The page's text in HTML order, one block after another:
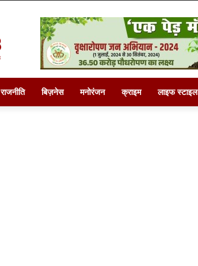
राजनीति बिज़नेस मनोरंजन क्राइम लाइफ स्टाइल